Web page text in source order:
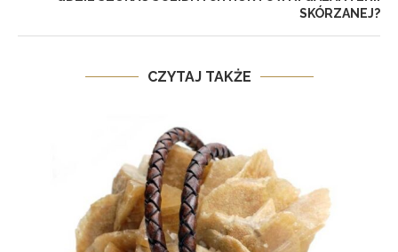
SKÓRZANEJ?
CZYTAJ TAKŻE